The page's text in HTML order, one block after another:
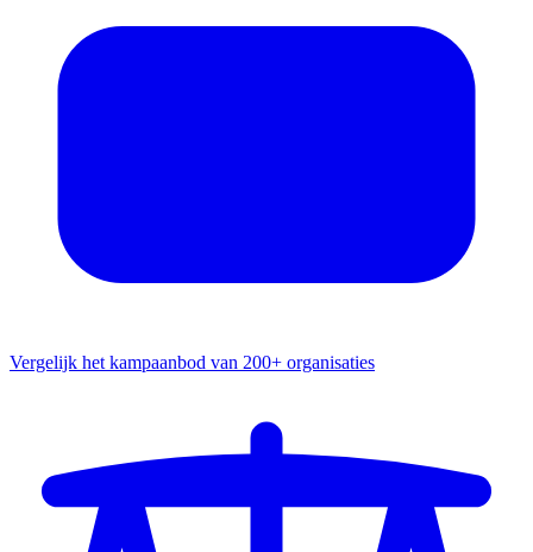
Vergelijk het kampaanbod van 200+ organisaties